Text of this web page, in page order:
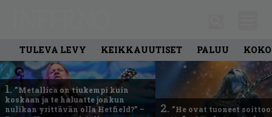
TULEVA LEVY KEIKKAUUTISET PALUU
1. ”Metallica on tiukempi kuin
koskaan ja te haluatte jonkun
nulikan yrittävän olla Hetfield?” –
2. ”He ovat tuoneet